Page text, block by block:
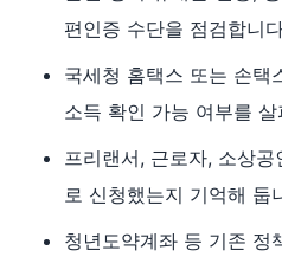
편인증 수단을 점검합니
국세청 홈택스 또는 손택
소득 확인 가능 여부를 살
프리랜서, 근로자, 소상
로 신청했는지 기억해 둡
청년도약계좌 등 기존 정